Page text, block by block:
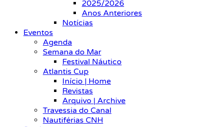
2025/2026
Anos Anteriores
Notícias
Eventos
Agenda
Semana do Mar
Festival Náutico
Atlantis Cup
Início | Home
Revistas
Arquivo | Archive
Travessia do Canal
Nautiférias CNH